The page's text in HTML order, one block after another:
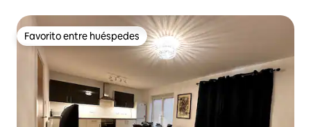
Favorito entre huéspedes
Favorito entre huéspedes